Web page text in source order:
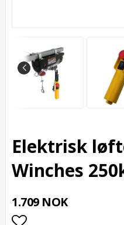
Elektrisk
Winches
1.709 NOK